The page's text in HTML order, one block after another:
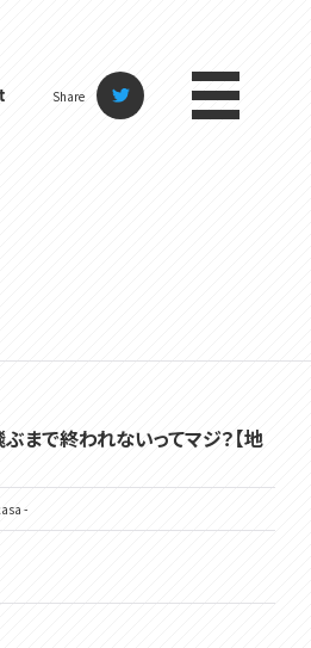
Share
まで終われないってマジ？【地
-